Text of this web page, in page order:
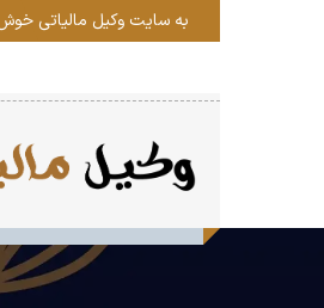
به سایت وکیل مالیاتی